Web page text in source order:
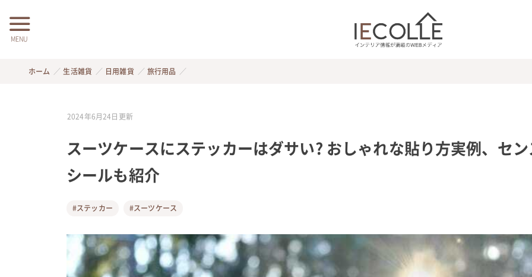
MENU
ホーム 生活雑貨 日用雑貨 旅行用品
2024年6月24日 更新
スーツケースにステッカーはダサい? おしゃれな貼り方実例、セ
シールも紹介
#ステッカー #スーツケース